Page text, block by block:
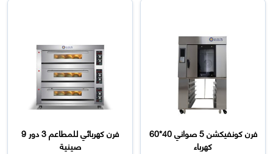
فرن كونفيكشن 5 صواني 40*60
كهرباء
فرن كهربائي للمطاعم 3 دور 9
صينية